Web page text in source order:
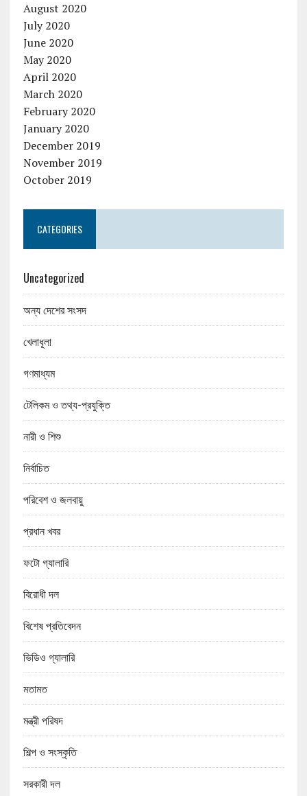
August 2020
July 2020
June 2020
May 2020
April 2020
March 2020
February 2020
January 2020
December 2019
November 2019
October 2019
CATEGORIES
Uncategorized
অন্য দেশের সংসদ
খেলাধূলা
গণমাধ্যম
টেলিকম ও তথ্য-প্রযুক্তি
নারী ও শিশু
নির্বাচিত
পরিবেশ ও জলবায়ু
প্রধান খবর
ফটো গ্যালারি
বিরোধী দল
বিশেষ প্রতিবেদন
ভিডিও গ্যালারি
মতামত
মন্ত্রী পরিষদ
শিল্প ও সংস্কৃতি
সরকারী দল